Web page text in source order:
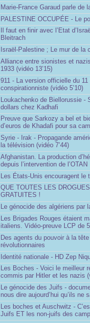
Marie-France Garaud parle de
PALESTINE OCCUPÉE - Le
Il faut en finir avec l’Etat
Bleitrach
Israël-Palestine ; Le mur de la
Alliance entre sionistes et
1933 (vidéo 13’15)
911 - La version officielle du
conspirationniste (vidéo 5’10)
Loukachenko de Biellorussie -
dollars chez Kadhafi
Preuve que Sarkozy a bel et
d’euros de Khadafi pour sa
Syrie - Irak - Propagande
la télévision (vidéo 7’44)
Afghanistan. La production
depuis l’intervention de l’OTAN
Les États-Unis encouragent le
QUE TOUTES LES
GRATUITES !
Le génocide des algériens par
Les Brigades Rouges étaient
italiens. Vidéo-preuve LCP de
Des agents du pouvoir à la
révolutionnaires
Identité nationale - HD Zep
Les Boches - Voici le meilleur
commis par Hitler et les nazis
Le génocide des Juifs -
nous dire aujourd’hui qu’ils ne
Les boches et Auschwitz -
Juifs ET les non-juifs des